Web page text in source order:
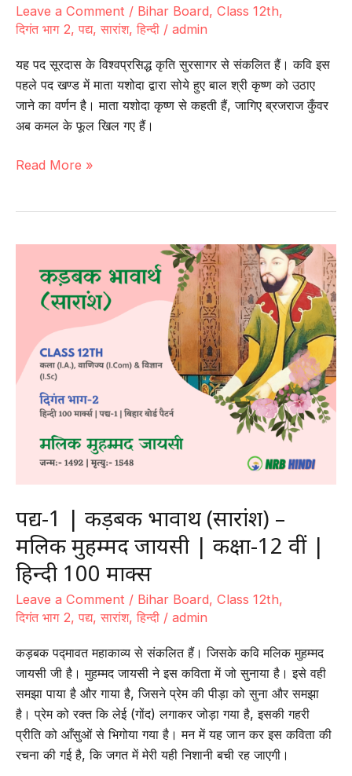
Leave a Comment / Bihar Board, Class 12th,
दिगंत भाग 2, पद्य, सारांश, हिन्दी / admin
यह पद सूरदास के विश्वप्रसिद्ध कृति सुरसागर से संकलित हैं। कवि इस
पहले पद खण्ड में माता यशोदा द्वारा सोये हुए बाल श्री कृष्ण को उठाए
जाने का वर्णन है। माता यशोदा कृष्ण से कहती हैं, जागिए ब्रजराज कुँवर
अब कमल के फूल खिल गए हैं।
पद्य-2
(सारांश)
सूरदास
हिन्दी
Read More »
पद्य-1 | कड़बक भावार्थ (सारांश) –
मलिक मुहम्मद जायसी | कक्षा-12 वीं |
हिन्दी 100 मार्क्स
Leave a Comment / Bihar Board, Class 12th,
दिगंत भाग 2, पद्य, सारांश, हिन्दी / admin
कड़बक पद्मावत महाकाव्य से संकलित हैं। जिसके कवि मलिक मुहम्मद
जायसी जी है। मुहम्मद जायसी ने इस कविता में जो सुनाया है। इसे वही
समझा पाया है और गाया है, जिसने प्रेम की पीड़ा को सुना और समझा
है। प्रेम को रक्त कि लेई (गोंद) लगाकर जोड़ा गया है, इसकी गहरी
प्रीति को आँसुओं से भिगोया गया है। मन में यह जान कर इस कविता की
रचना की गई है, कि जगत में मेरी यही निशानी बची रह जाएगी।